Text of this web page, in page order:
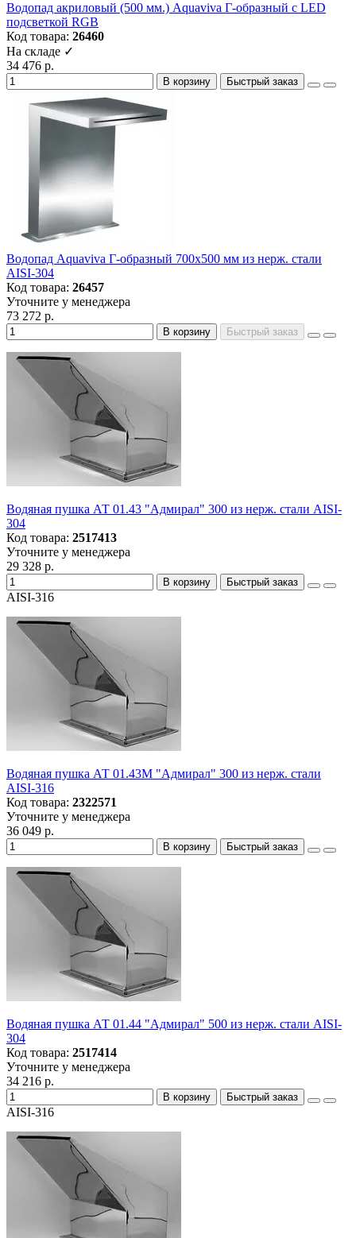
Водопад акриловый (500 мм.) Aquaviva Г-образный с LED
подсветкой RGB
Код товара: 26460
На складе ✓
34 476 р.
В корзину Быстрый заказ
Водопад Aquaviva Г-образный 700x500 мм из нерж. стали
AISI-304
Код товара: 26457
Уточните у менеджера
73 272 р.
В корзину Быстрый заказ
Водяная пушка АТ 01.43 "Адмирал" 300 из нерж. стали AISI-
304
Код товара: 2517413
Уточните у менеджера
29 328 р.
В корзину Быстрый заказ
AISI-316
Водяная пушка АТ 01.43M "Адмирал" 300 из нерж. стали
AISI-316
Код товара: 2322571
Уточните у менеджера
36 049 р.
В корзину Быстрый заказ
Водяная пушка АТ 01.44 "Адмирал" 500 из нерж. стали AISI-
304
Код товара: 2517414
Уточните у менеджера
34 216 р.
В корзину Быстрый заказ
AISI-316